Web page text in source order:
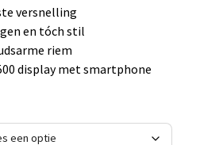
versnelling
en tóch stil
riem
display met smartphone